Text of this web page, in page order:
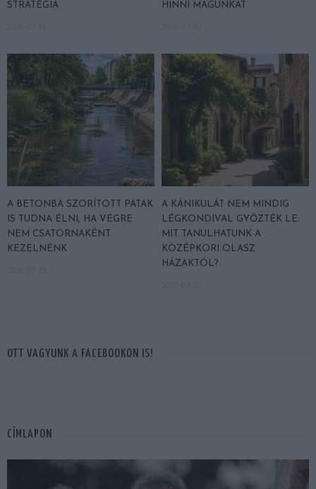
STRATÉGIA HINNI MAGUNKAT
A BETONBA SZORÍTOTT PATAK
IS TUDNA ÉLNI, HA VÉGRE
NEM CSATORNAKÉNT
KEZELNÉNK
A KÁNIKULÁT NEM MINDIG
LÉGKONDIVAL GYŐZTÉK LE:
MIT TANULHATUNK A
KÖZÉPKORI OLASZ
HÁZAKTÓL?
OTT VAGYUNK A FACEBOOKON IS!
CÍMLAPON